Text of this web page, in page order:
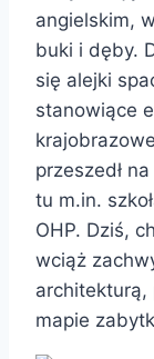
angielskim,
buki i dęby.
się alejki
stanowiące
przeszedł
tu m.in.
OHP. Dziś,
wciąż
architekturą,
mapie